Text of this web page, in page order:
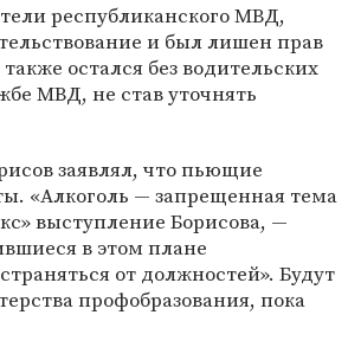
республиканского МВД,
и был лишен прав
остался без водительских
МВД, не став уточнять
заявлял, что пьющие
«Алкоголь — запрещенная тема
выступление Борисова, —
в этом плане
от должностей». Будут
профобразования, пока